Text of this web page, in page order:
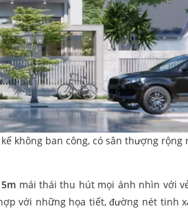
không ban công, có sân thượng rộng
mái thái thu hút mọi ánh nhìn với
với những họa tiết, đường nét tinh